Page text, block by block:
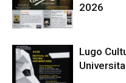
2026
Lugo